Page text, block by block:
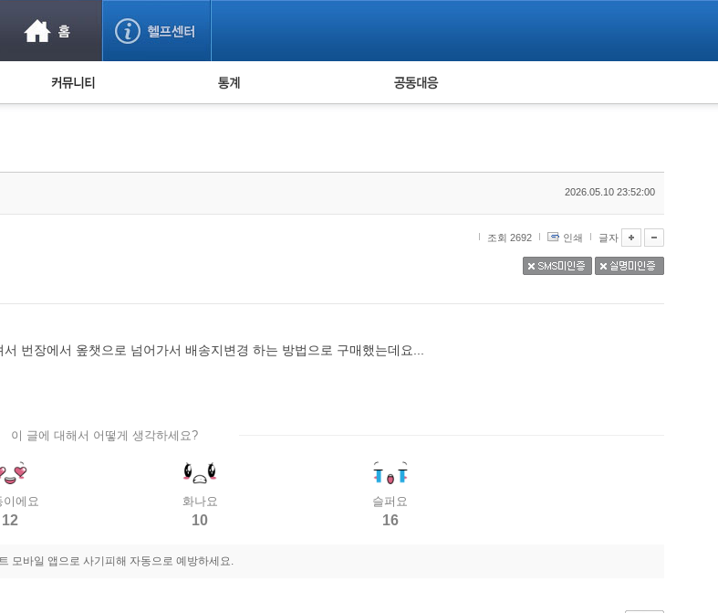
사기 예방했어요! 누적 피해사례 통계 피해자 공동대응
2026.05.10 23:52:00
조회 2692 인쇄 글자
번장에서 옾챗으로 넘어가서 배송지변경 하는 방법으로 구매했는데요...
이 글에 대해서 어떻게 생각하세요?
이에요
12
화나요
10
슬퍼요
16
모바일 앱으로 사기피해 자동으로 예방하세요.